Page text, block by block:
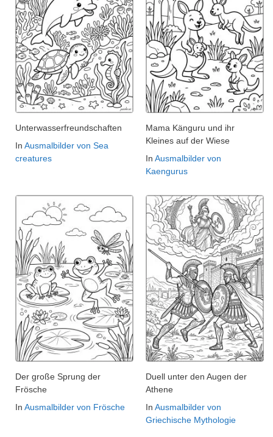
Unterwasserfreundschaften
In Ausmalbilder von Sea
creatures
Mama Känguru und ihr
Kleines auf der Wiese
In Ausmalbilder von
Kaengurus
Der große Sprung der
Frösche
In Ausmalbilder von Frösche
Duell unter den Augen der
Athene
In Ausmalbilder von
Griechische Mythologie